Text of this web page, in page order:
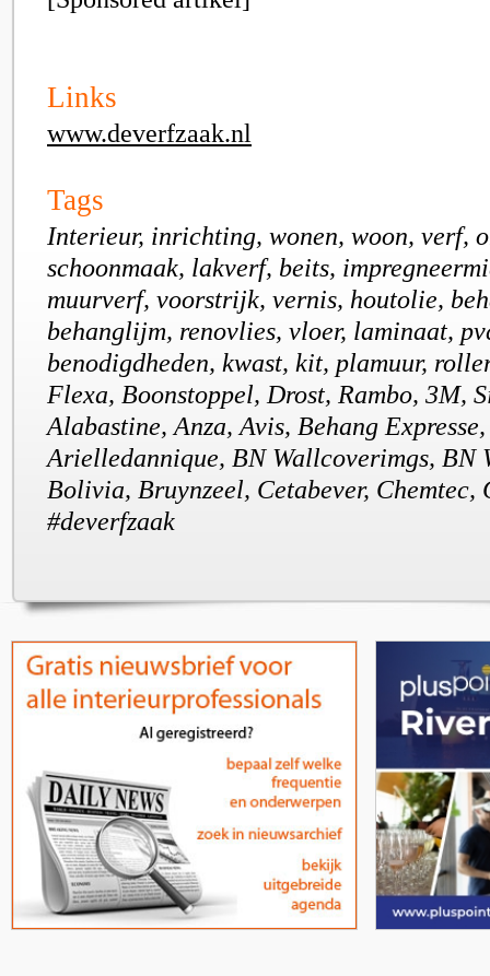
Links
www.deverfzaak.nl
Tags
Interieur, inrichting, wonen, woon, verf,
schoonmaak, lakverf, beits,
muurverf, voorstrijk, vernis, houtolie,
behanglijm, renovlies, vloer, laminaat,
benodigdheden, kwast, kit, plamuur,
Flexa, Boonstoppel, Drost, Rambo, 3M,
Alabastine, Anza, Avis, Behang
Arielledannique, BN Wallcoverimgs, BN
Bolivia, Bruynzeel, Cetabever, Chemtec,
#deverfzaak